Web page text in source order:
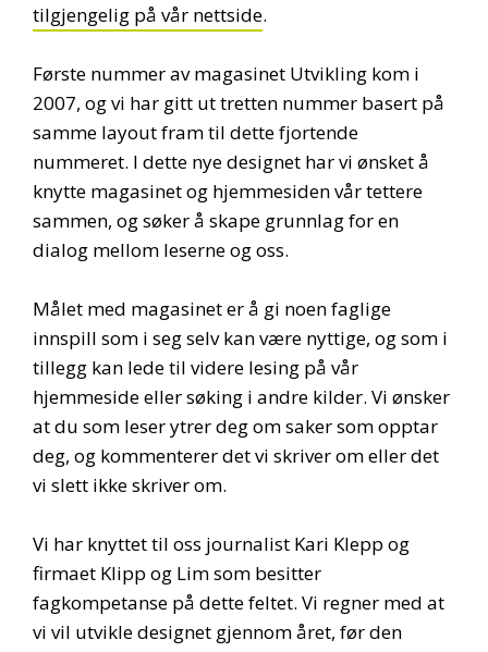
tilgjengelig på vår nettside.
Første nummer av magasinet Utvikling kom i
2007, og vi har gitt ut tretten nummer basert på
samme layout fram til dette fjortende
nummeret. I dette nye designet har vi ønsket å
knytte magasinet og hjemmesiden vår tettere
sammen, og søker å skape grunnlag for en
dialog mellom leserne og oss.
Målet med magasinet er å gi noen faglige
innspill som i seg selv kan være nyttige, og som i
tillegg kan lede til videre lesing på vår
hjemmeside eller søking i andre kilder. Vi ønsker
at du som leser ytrer deg om saker som opptar
deg, og kommenterer det vi skriver om eller det
vi slett ikke skriver om.
Vi har knyttet til oss journalist Kari Klepp og
firmaet Klipp og Lim som besitter
fagkompetanse på dette feltet. Vi regner med at
vi vil utvikle designet gjennom året, før den